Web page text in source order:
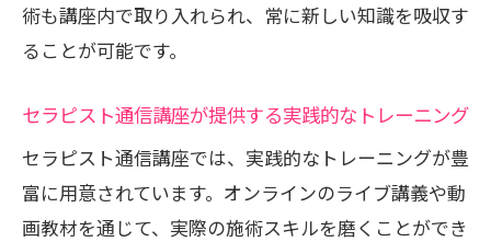
術も講座内で取り入れられ、常に新しい知識を吸収す
ることが可能です。
セラピスト通信講座が提供する実践的なトレーニング
セラピスト通信講座では、実践的なトレーニングが豊
富に用意されています。オンラインのライブ講義や動
画教材を通じて、実際の施術スキルを磨くことができ